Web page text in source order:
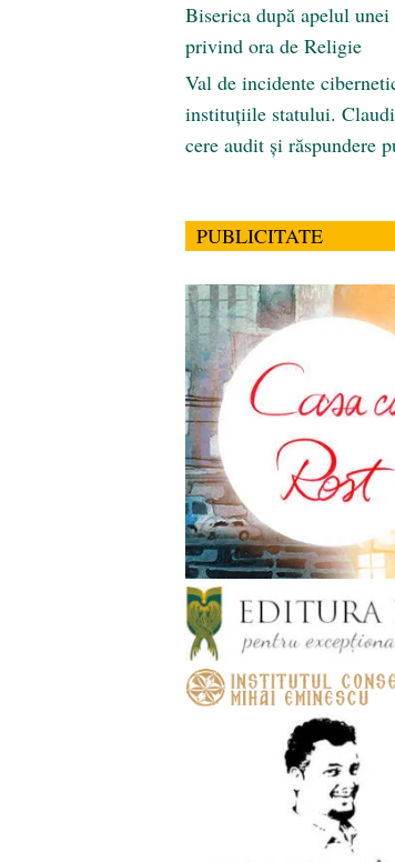
Biserica după apelul unei
privind ora de Religie
Val de incidente
instituțiile statului.
cere audit și răspundere
PUBLICITATE